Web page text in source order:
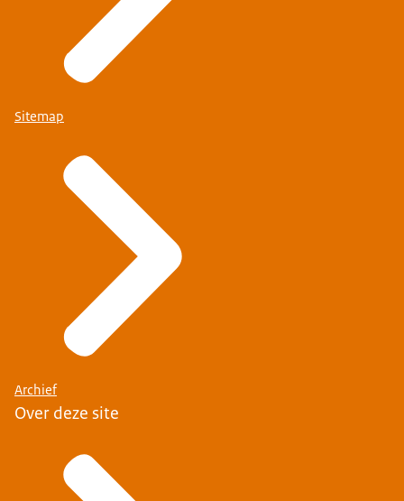
Sitemap
Archief
Over deze site